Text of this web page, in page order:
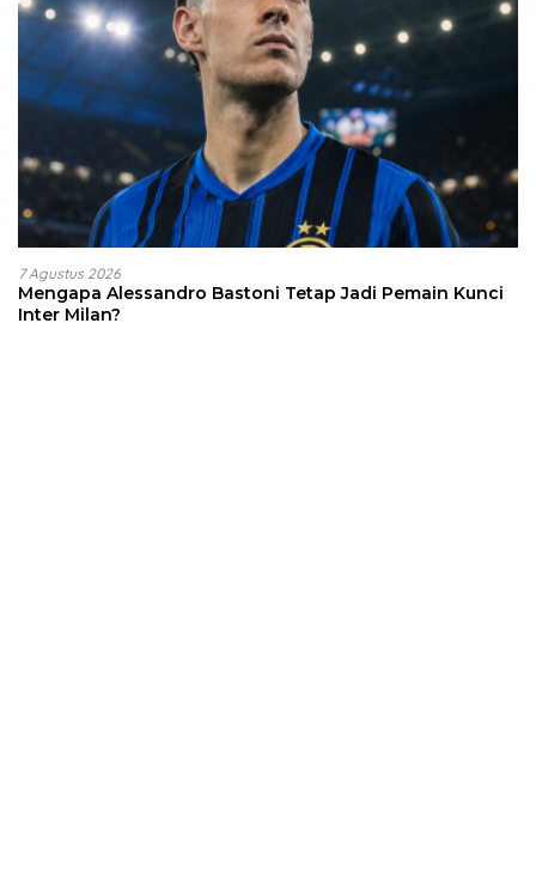
7 Agustus 2026
Mengapa Alessandro Bastoni Tetap Jadi Pemain Kunci
Inter Milan?